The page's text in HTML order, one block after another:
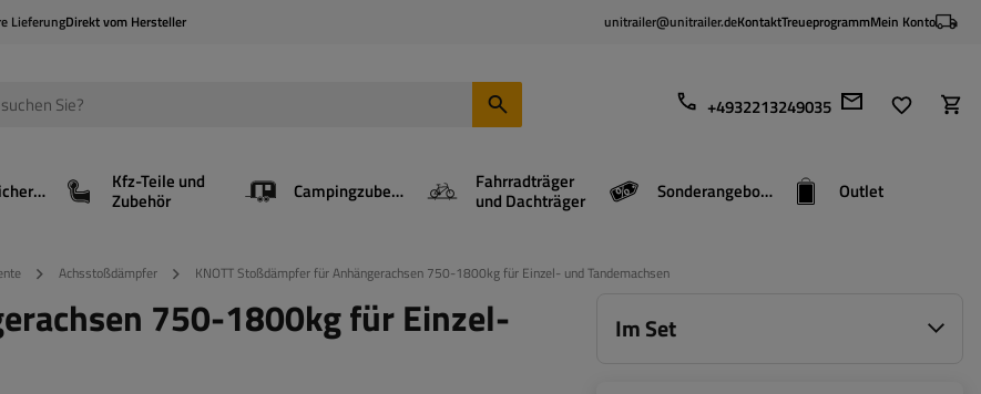
LieferungDirekt vom Hersteller unitrailer@unitrailer.deKontaktTreueprogrammMein Konto
+4932213249035
Ladungssicherung Kfz-Teile und
Zubehör Campingzubehör Fahrradträger
und Dachträger Sonderangebote Outlet
Achsstoßdämpfer KNOTT Stoßdämpfer für Anhängerachsen 750-1800kg für Einzel- und Tandemachsen
750-1800kg für Einzel-
Im Set